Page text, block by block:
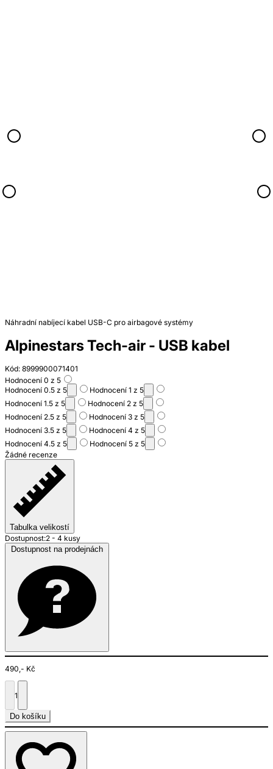
Náhradní nabíjecí kabel USB-C pro airbagové systémy
Alpinestars Tech-air - USB kabel
Kód: 8999900071401
Hodnocení 0 z 5
Hodnocení 0.5 z 5
Hodnocení 1 z 5
Hodnocení 1.5 z 5
Hodnocení 2 z 5
Hodnocení 2.5 z 5
Hodnocení 3 z 5
Hodnocení 3.5 z 5
Hodnocení 4 z 5
Hodnocení 4.5 z 5
Hodnocení 5 z 5
Žádné recenze
Tabulka velikostí
Dostupnost:2 - 4 kusy
490,- Kč
1
Do košíku